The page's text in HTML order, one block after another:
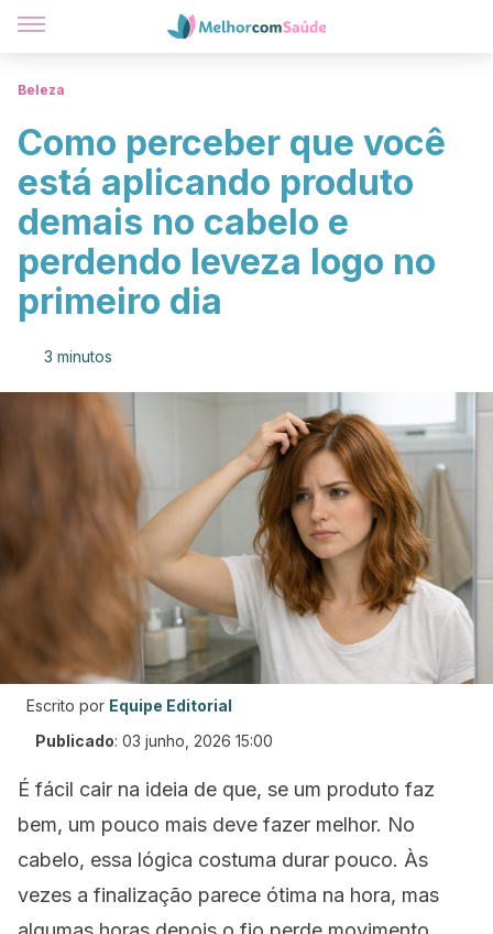
Beleza
Como perceber que você
está aplicando produto
demais no cabelo e
perdendo leveza logo no
primeiro dia
3 minutos
Escrito por Equipe Editorial
Publicado: 03 junho, 2026 15:00
É fácil cair na ideia de que, se um produto faz
bem, um pouco mais deve fazer melhor. No
cabelo, essa lógica costuma durar pouco. Às
vezes a finalização parece ótima na hora, mas